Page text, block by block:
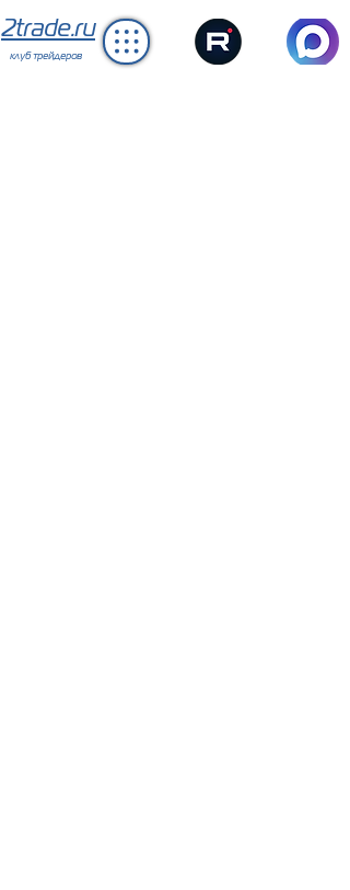
2trade.ru
клуб трейдеров